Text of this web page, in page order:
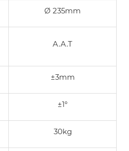
Ø 235mm
A.A.T
±3mm
±1°
30kg